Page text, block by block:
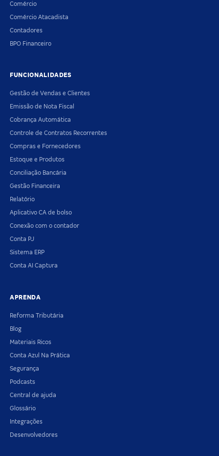
Comércio
Comércio Atacadista
Contadores
BPO Financeiro
FUNCIONALIDADES
Gestão de Vendas e Clientes
Emissão de Nota Fiscal
Cobrança Automática
Controle de Contratos Recorrentes
Compras e Fornecedores
Estoque e Produtos
Conciliação Bancária
Gestão Financeira
Relatório
Aplicativo CA de bolso
Conexão com o contador
Conta PJ
Sistema ERP
Conta AI Captura
APRENDA
Reforma Tributária
Blog
Materiais Ricos
Conta Azul Na Prática
Segurança
Podcasts
Central de ajuda
Glossário
Integrações
Desenvolvedores